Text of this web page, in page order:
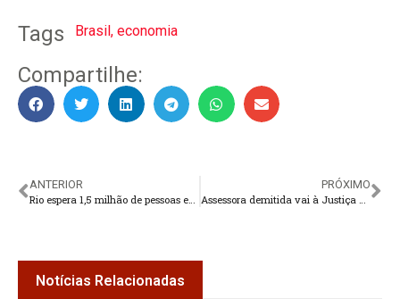
Tags Brasil , economia
Compartilhe:
ANTERIOR
PRÓXIMO
Notícias Relacionadas